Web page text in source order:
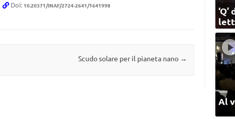
Doi: 10.20371/INAF/2724-2641/1641998
Scudo solare per il pianeta nano →
Al